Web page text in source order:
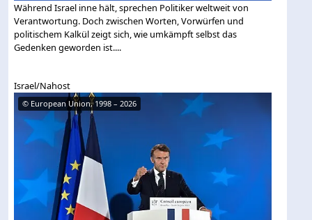
Während Israel inne hält, sprechen Politiker weltweit von
Verantwortung. Doch zwischen Worten, Vorwürfen und
politischem Kalkül zeigt sich, wie umkämpft selbst das
Gedenken geworden ist....
Israel/Nahost
© European Union, 1998 – 2026